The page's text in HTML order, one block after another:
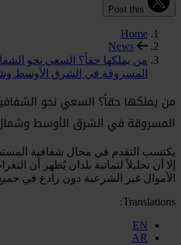
Post this
Home
News
من يملكها حقاً؟ السعي نحو
المسروقة في الشرق الأوسط
من يملكها حقاً؟ السعي نحو
المسروقة في الشرق الأوسط وشمال
يكتسب التقدم في مجال شفافية
إلا أن تحليلاً لثمانية بلدان يُظهر أن
الأموال غير الشرعية دون رادع في
Translations:
EN
AR